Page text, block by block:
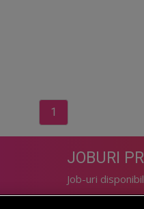
1
JOBURI
Job-uri